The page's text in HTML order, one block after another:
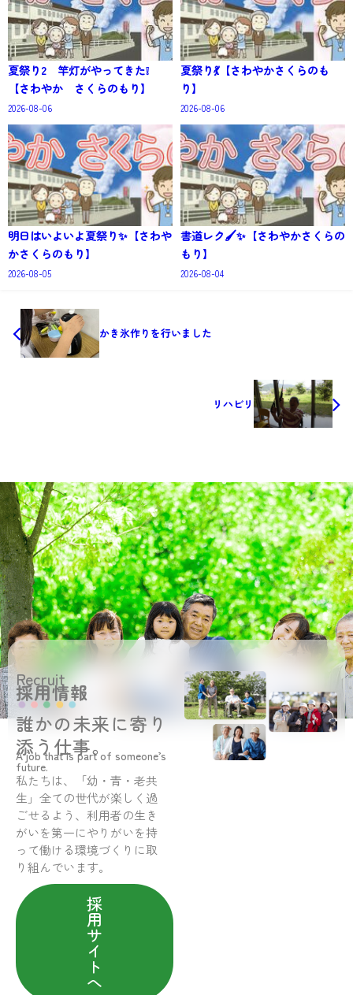
夏祭り2 竿灯がやってきた❕
【さわやか さくらのもり】
2026-08-06
夏祭り💃【さわやかさくらのも
り】
2026-08-06
明日はいよいよ夏祭り✨【さわや
かさくらのもり】
2026-08-05
書道レク🖌✨【さわやかさくらの
もり】
2026-08-04
かき氷作りを行いました
リハビリ
Recruit
採用情報
誰かの未来に寄り
添う仕事。
A job that is part of someone’s
future.
私たちは、「幼・青・老共
生」全ての世代が楽しく過
ごせるよう、利用者の生き
がいを第一にやりがいを持
って働ける環境づくりに取
り組んでいます。
採
用
サ
イ
ト
へ